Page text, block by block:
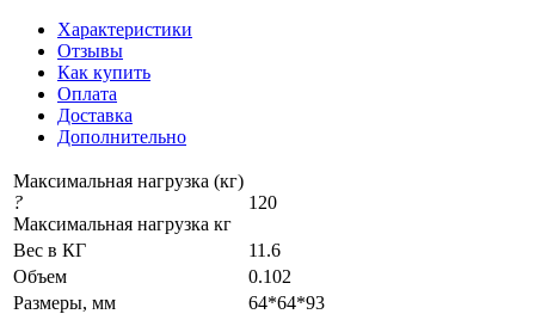
Характеристики
Отзывы
Как купить
Оплата
Доставка
Дополнительно
Максимальная нагрузка (кг)
?
Максимальная нагрузка кг
120
Вес в КГ
11.6
Объем
0.102
Размеры, мм
64*64*93